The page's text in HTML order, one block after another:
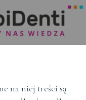
na niej treści są